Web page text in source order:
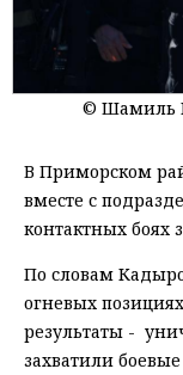
© Шамиль
В Приморском
вместе с
контактных
По словам
огневых
результаты -
захватили